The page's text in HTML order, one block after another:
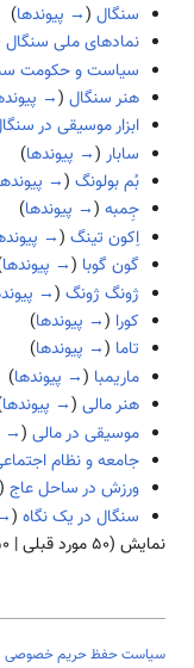
سنگال (→ پیوندها)
نمادهای ملی سنگال
سیاست و حکومت
هنر سنگال (
→
ابزار موسیقی در
سابار (→ پیوندها)
بُم بولونگ (
→
جِمبه (→ پیوندها)
اِکون تینگ (
→
گون گوبا (→ پیوندها
ژونگ ژونگ (
→
کورا (→ پیوندها)
تاما (→ پیوندها)
ماریمبا (→ پیوندها)
هنر مالی (→ پیوندها
موسیقی در مالی (
→
جامعه و نظام
ورزش در ساحل عاج (
سنگال در یک نگاه (
نمایش (۵۰ مورد قبلی | ۵۰
سیاست حفظ حریم خصوصی